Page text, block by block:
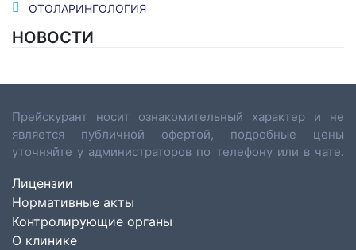
ОТОЛАРИНГОЛОГИЯ
НОВОСТИ
Прейскурант носит ознакомительный характер и не
является публичной офертой, подробные цены
уточняйте у администраторов по телефону или в чате.
Лицензии
Нормативные акты
Контролирующие органы
О клинике